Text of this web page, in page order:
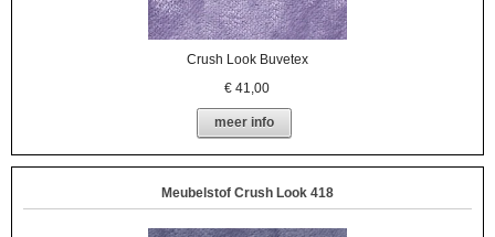
Crush Look Buvetex
€41,00
meer info
Meubelstof Crush Look 418